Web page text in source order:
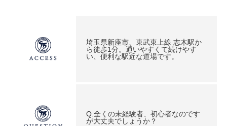
埼玉県新座市、東武東上線 志木駅か
ら徒歩1分。通いやすくて続けやす
い、便利な駅近な道場です。
Q.全くの未経験者、初心者なのです
が大丈夫でしょうか？